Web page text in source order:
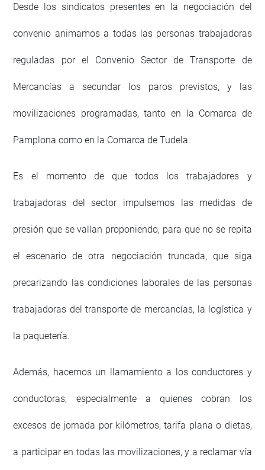
Desde los sindicatos presentes en la negociación del
convenio animamos a todas las personas trabajadoras
reguladas por el Convenio Sector de Transporte de
Mercancías a secundar los paros previstos, y las
movilizaciones programadas, tanto en la Comarca de
Pamplona como en la Comarca de Tudela.
Es el momento de que todos los trabajadores y
trabajadoras del sector impulsemos las medidas de
presión que se vallan proponiendo, para que no se repita
el escenario de otra negociación truncada, que siga
precarizando las condiciones laborales de las personas
trabajadoras del transporte de mercancías, la logística y
la paquetería.
Además, hacemos un llamamiento a los conductores y
conductoras, especialmente a quienes cobran los
excesos de jornada por kilómetros, tarifa plana o dietas,
a participar en todas las movilizaciones, y a reclamar vía